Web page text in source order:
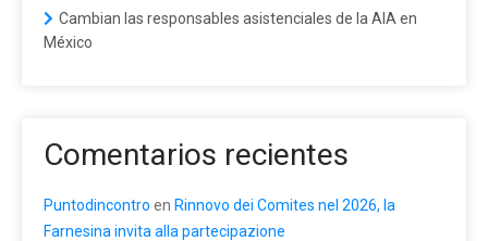
Cambian las responsables asistenciales de la AIA en
México
Comentarios recientes
Puntodincontro en Rinnovo dei Comites nel 2026, la
Farnesina invita alla partecipazione